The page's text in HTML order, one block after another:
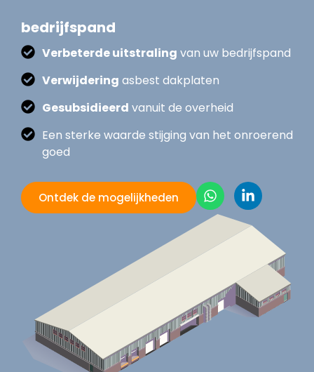
bedrijfspand
Verbeterde uitstraling van uw bedrijfspand
Verwijdering asbest dakplaten
Gesubsidieerd vanuit de overheid
Een sterke waarde stijging van het onroerend
goed
Ontdek de mogelijkheden